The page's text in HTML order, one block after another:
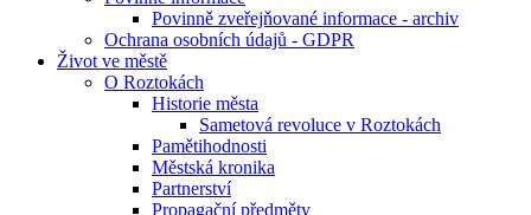
Povinně zveřejňované informace - archiv
Ochrana osobních údajů - GDPR
Život ve městě
O Roztokách
Historie města
Sametová revoluce v Roztokách
Pamětihodnosti
Městská kronika
Partnerství
Propagační předměty